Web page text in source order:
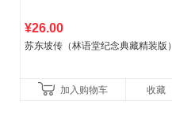
¥26.00
苏东坡传（林语堂纪念典藏精装版）
加入购物车 收藏